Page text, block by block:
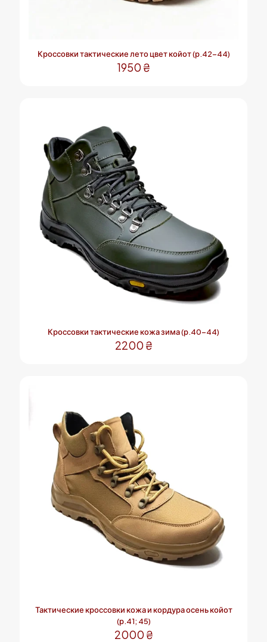
Кроссовки тактические лето цвет койот (р.42-44)
1950 ₴
можно
выбрать
на
странице
товара.
Кроссовки тактические кожа зима (р.40-44)
2200 ₴
Опции
можно
выбрать
на
странице
товара.
Тактические кроссовки кожа и кордура осень койот
(р.41; 45)
2000 ₴